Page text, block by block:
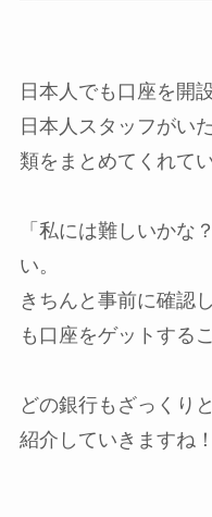
日本人でも口座を開
日本人スタッフがい
類をまとめてくれて
「私には難しいかな
い。
きちんと事前に確認
も口座をゲットする
どの銀行もざっくり
紹介していきますね！